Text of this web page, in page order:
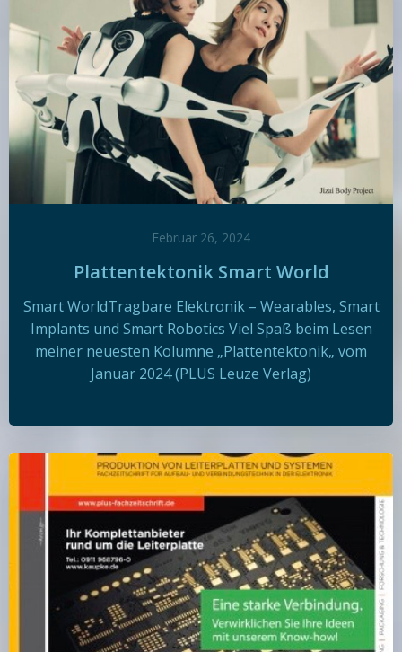
Februar 26, 2024
Plattentektonik Smart World
Smart WorldTragbare Elektronik – Wearables, Smart
Implants und Smart Robotics Viel Spaß beim Lesen
meiner neuesten Kolumne „Plattentektonik„ vom
Januar 2024 (PLUS Leuze Verlag)